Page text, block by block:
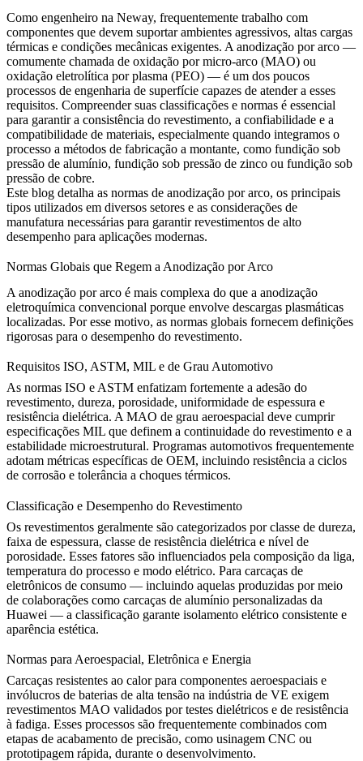
Como engenheiro na Neway, frequentemente trabalho com
componentes que devem suportar ambientes agressivos, altas cargas
térmicas e condições mecânicas exigentes. A anodização por arco —
comumente chamada de oxidação por micro-arco (MAO) ou
oxidação eletrolítica por plasma (PEO) — é um dos poucos
processos de engenharia de superfície capazes de atender a esses
requisitos. Compreender suas classificações e normas é essencial
para garantir a consistência do revestimento, a confiabilidade e a
compatibilidade de materiais, especialmente quando integramos o
processo a métodos de fabricação a montante, como fundição sob
pressão de alumínio, fundição sob pressão de zinco ou fundição sob
pressão de cobre.
Este blog detalha as normas de anodização por arco, os principais
tipos utilizados em diversos setores e as considerações de
manufatura necessárias para garantir revestimentos de alto
desempenho para aplicações modernas.
Normas Globais que Regem a Anodização por Arco
A anodização por arco é mais complexa do que a anodização
eletroquímica convencional porque envolve descargas plasmáticas
localizadas. Por esse motivo, as normas globais fornecem definições
rigorosas para o desempenho do revestimento.
Requisitos ISO, ASTM, MIL e de Grau Automotivo
As normas ISO e ASTM enfatizam fortemente a adesão do
revestimento, dureza, porosidade, uniformidade de espessura e
resistência dielétrica. A MAO de grau aeroespacial deve cumprir
especificações MIL que definem a continuidade do revestimento e a
estabilidade microestrutural. Programas automotivos frequentemente
adotam métricas específicas de OEM, incluindo resistência a ciclos
de corrosão e tolerância a choques térmicos.
Classificação e Desempenho do Revestimento
Os revestimentos geralmente são categorizados por classe de dureza,
faixa de espessura, classe de resistência dielétrica e nível de
porosidade. Esses fatores são influenciados pela composição da liga,
temperatura do processo e modo elétrico. Para carcaças de
eletrônicos de consumo — incluindo aquelas produzidas por meio
de colaborações como carcaças de alumínio personalizadas da
Huawei — a classificação garante isolamento elétrico consistente e
aparência estética.
Normas para Aeroespacial, Eletrônica e Energia
Carcaças resistentes ao calor para componentes aeroespaciais e
invólucros de baterias de alta tensão na indústria de VE exigem
revestimentos MAO validados por testes dielétricos e de resistência
à fadiga. Esses processos são frequentemente combinados com
etapas de acabamento de precisão, como usinagem CNC ou
prototipagem rápida, durante o desenvolvimento.